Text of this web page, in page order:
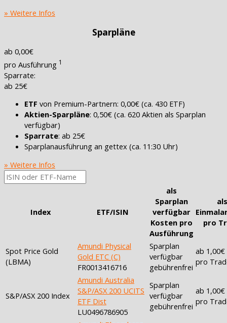
» Weitere Infos
Sparpläne
ab 0,00€
pro Ausführung 1
Sparrate:
ab 25€
ETF von Premium-Partnern: 0,00€ (ca. 430 ETF)
Aktien-Sparpläne: 0,50€ (ca. 620 Aktien als Sparplan
verfügbar)
Sparrate: ab 25€
Sparplanausführung an gettex (ca. 11:30 Uhr)
» Weitere Infos
Index ETF/ISIN
als
Sparplan
verfügbar
Kosten pro
Ausführung
als
pro
Spot Price Gold
(LBMA)
Amundi Physical
Gold ETC (C)
FR0013416716
Sparplan
verfügbar
gebührenfrei
ab 1,00€
pro
S&P/ASX 200 Index
Amundi Australia
S&P/ASX 200 UCITS
ETF Dist
LU0496786905
Sparplan
verfügbar
gebührenfrei
ab 1,00€
pro